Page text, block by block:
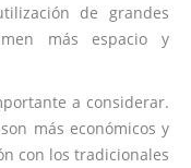
de grandes
más espacio y
a considerar.
más económicos y
con los tradicionales